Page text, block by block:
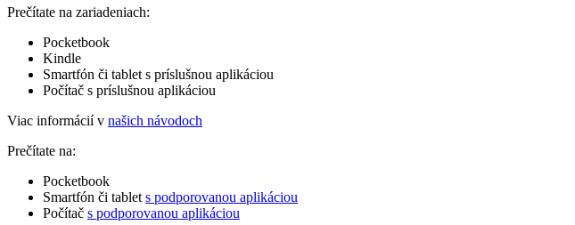
Prečítate na zariadeniach:
Pocketbook
Kindle
Smartfón či tablet s príslušnou aplikáciou
Počítač s príslušnou aplikáciou
Viac informácií v našich návodoch
Prečítate na:
Pocketbook
Smartfón či tablet s podporovanou aplikáciou
Počítač s podporovanou aplikáciou